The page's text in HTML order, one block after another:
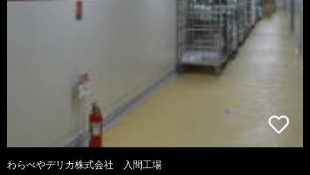
わらべやデリカ株式会社 入間工場